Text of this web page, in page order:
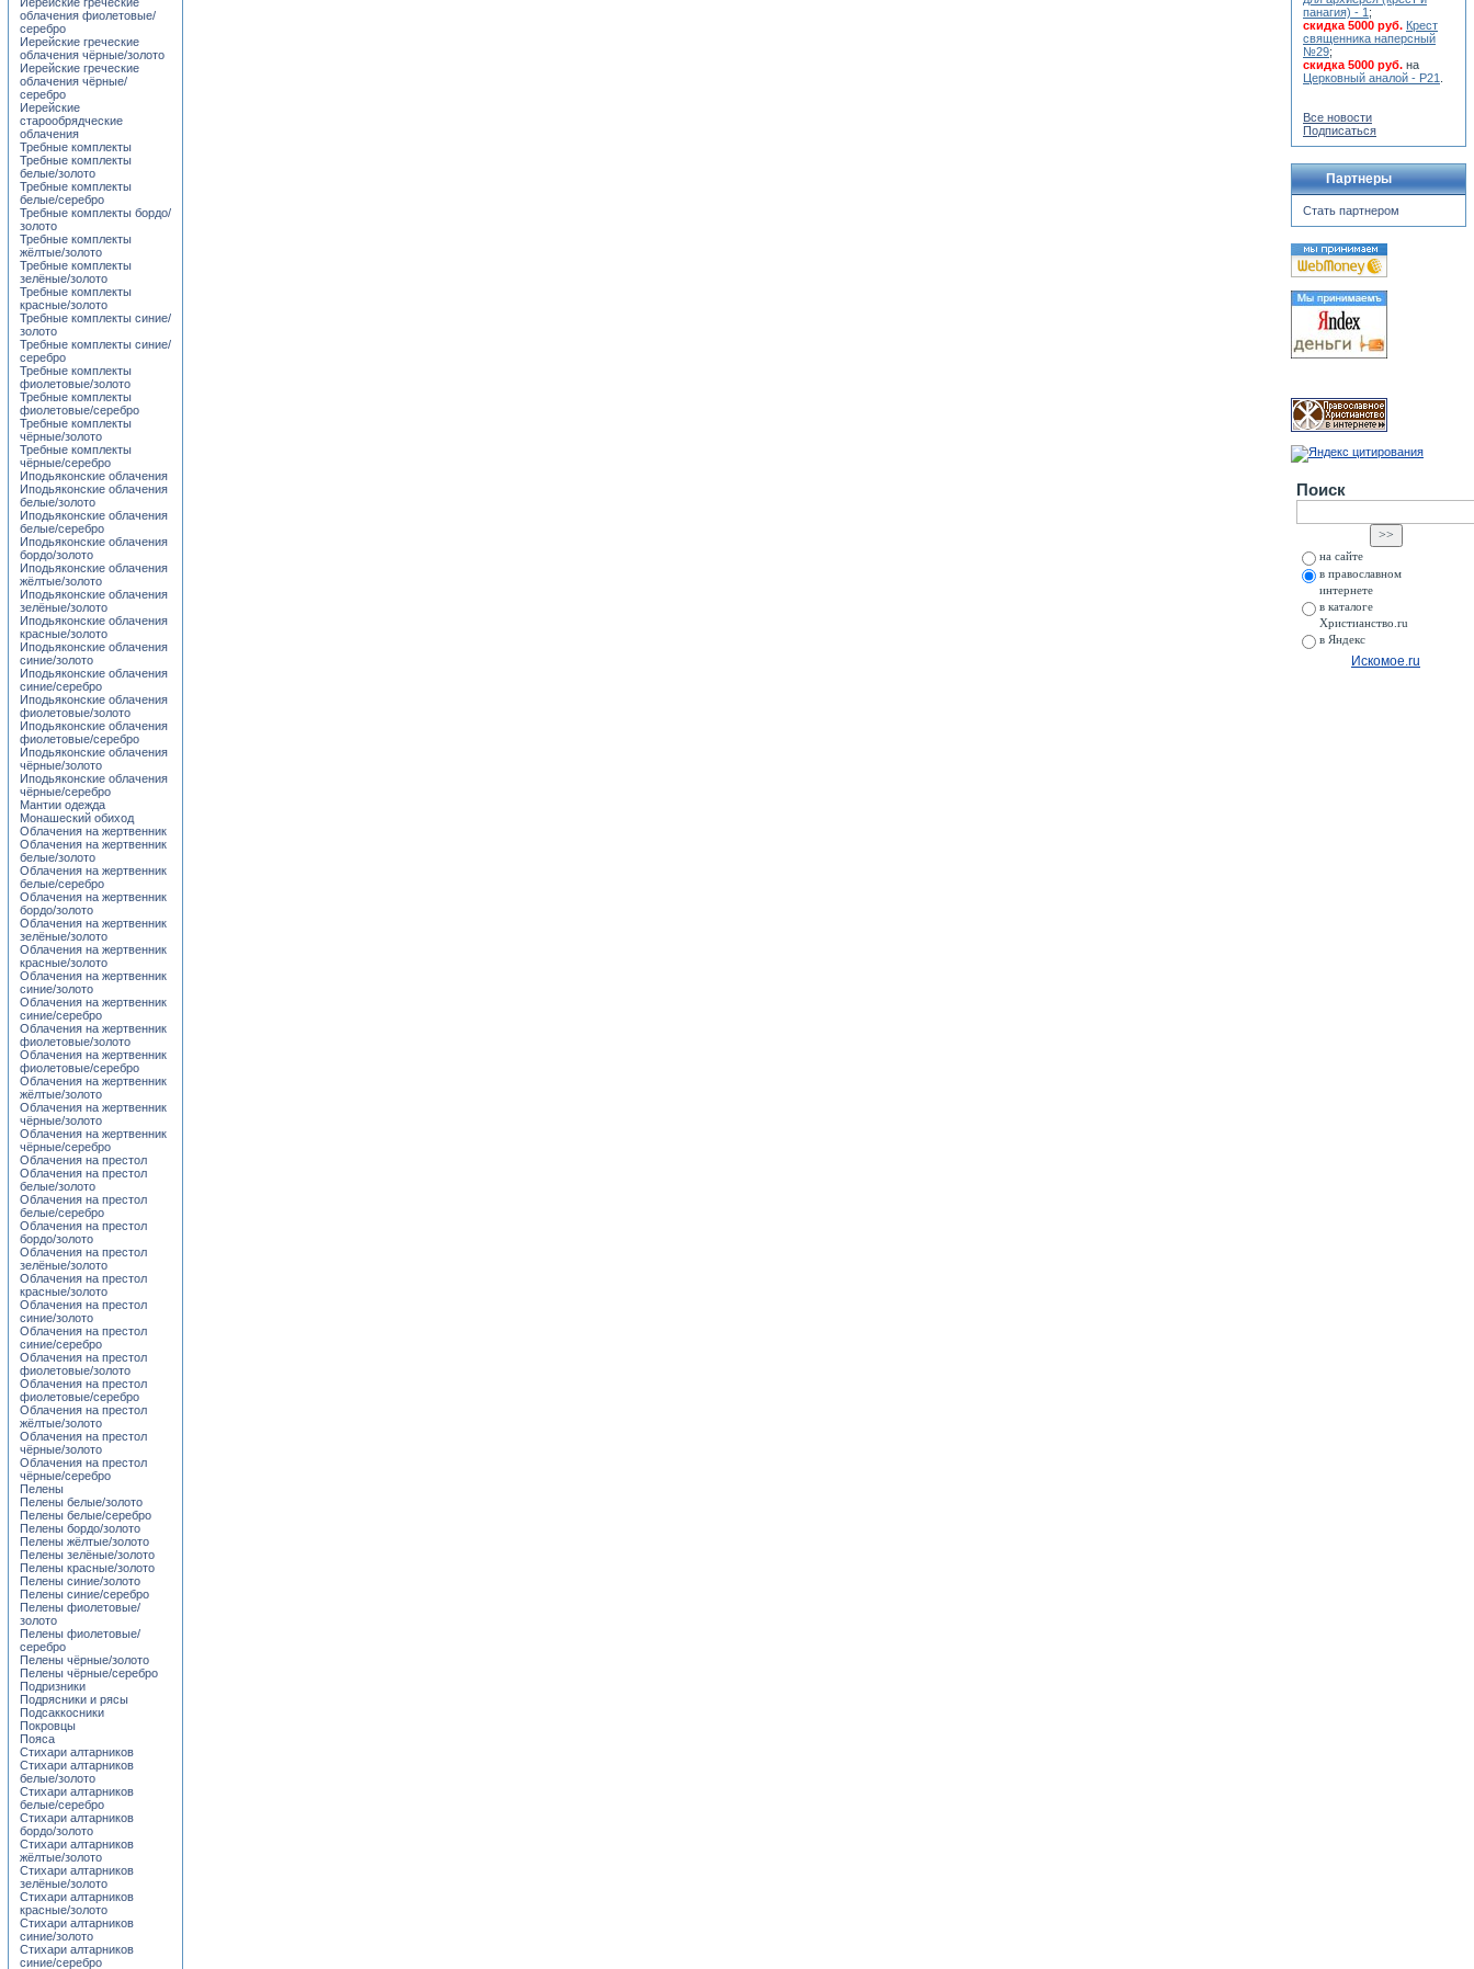
облачения фиолетовые/
серебро
Иерейские греческие
облачения чёрные/золото
Иерейские греческие
облачения чёрные/
серебро
Иерейские
старообрядческие
облачения
Требные комплекты
Требные комплекты
белые/золото
Требные комплекты
белые/серебро
Требные комплекты бордо/
золото
Требные комплекты
жёлтые/золото
Требные комплекты
зелёные/золото
Требные комплекты
красные/золото
Требные комплекты синие/
золото
Требные комплекты синие/
серебро
Требные комплекты
фиолетовые/золото
Требные комплекты
фиолетовые/серебро
Требные комплекты
чёрные/золото
Требные комплекты
чёрные/серебро
Иподьяконские облачения
Иподьяконские облачения
белые/золото
Иподьяконские облачения
белые/серебро
Иподьяконские облачения
бордо/золото
Иподьяконские облачения
жёлтые/золото
Иподьяконские облачения
зелёные/золото
Иподьяконские облачения
красные/золото
Иподьяконские облачения
синие/золото
Иподьяконские облачения
синие/серебро
Иподьяконские облачения
фиолетовые/золото
Иподьяконские облачения
фиолетовые/серебро
Иподьяконские облачения
чёрные/золото
Иподьяконские облачения
чёрные/серебро
Мантии одежда
Монашеский обиход
Облачения на жертвенник
Облачения на жертвенник
белые/золото
Облачения на жертвенник
белые/серебро
Облачения на жертвенник
бордо/золото
Облачения на жертвенник
зелёные/золото
Облачения на жертвенник
красные/золото
Облачения на жертвенник
синие/золото
Облачения на жертвенник
синие/серебро
Облачения на жертвенник
фиолетовые/золото
Облачения на жертвенник
фиолетовые/серебро
Облачения на жертвенник
жёлтые/золото
Облачения на жертвенник
чёрные/золото
Облачения на жертвенник
чёрные/серебро
Облачения на престол
Облачения на престол
белые/золото
Облачения на престол
белые/серебро
Облачения на престол
бордо/золото
Облачения на престол
зелёные/золото
Облачения на престол
красные/золото
Облачения на престол
синие/золото
Облачения на престол
синие/серебро
Облачения на престол
фиолетовые/золото
Облачения на престол
фиолетовые/серебро
Облачения на престол
жёлтые/золото
Облачения на престол
чёрные/золото
Облачения на престол
чёрные/серебро
Пелены
Пелены белые/золото
Пелены белые/серебро
Пелены бордо/золото
Пелены жёлтые/золото
Пелены зелёные/золото
Пелены красные/золото
Пелены синие/золото
Пелены синие/серебро
Пелены фиолетовые/
золото
Пелены фиолетовые/
серебро
Пелены чёрные/золото
Пелены чёрные/серебро
Подризники
Подрясники и рясы
Подсаккосники
Покровцы
Пояса
Стихари алтарников
Стихари алтарников
белые/золото
Стихари алтарников
белые/серебро
Стихари алтарников
бордо/золото
Стихари алтарников
жёлтые/золото
Стихари алтарников
зелёные/золото
Стихари алтарников
красные/золото
Стихари алтарников
синие/золото
Стихари алтарников
синие/серебро
панагия) - 1 ;
скидка 5000 руб. Крест
священника наперсный
№29;
скидка 5000 руб. на
Церковный аналой - Р21
Все новости
Подписаться
Партнеры
Стать партнером
Поиск
на сайте
в православном
интернете
в каталоге
Христианство.ru
в Яндекс
Искомое.ru